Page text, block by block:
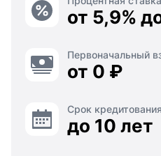
от 5,9%
Первоначальный
от 0 ₽
Срок кредитования
до 10 лет